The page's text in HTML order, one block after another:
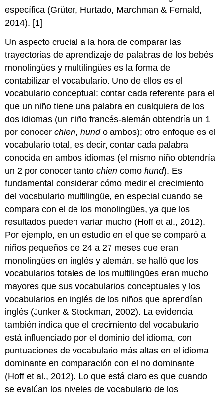
específica (Grüter, Hurtado, Marchman & Fernald,
2014). [1]
Un aspecto crucial a la hora de comparar las
trayectorias de aprendizaje de palabras de los bebés
monolingües y multilingües es la forma de
contabilizar el vocabulario. Uno de ellos es el
vocabulario conceptual: contar cada referente para el
que un niño tiene una palabra en cualquiera de los
dos idiomas (un niño francés-alemán obtendría un 1
por conocerchien,hundo ambos); otro enfoque es el
vocabulario total, es decir, contar cada palabra
conocida en ambos idiomas (el mismo niño obtendría
un 2 por conocer tantochien comohund). Es
fundamental considerar cómo medir el crecimiento
del vocabulario multilingüe, en especial cuando se
compara con el de los monolingües, ya que los
resultados pueden variar mucho (Hoff et al., 2012).
Por ejemplo, en un estudio en el que se comparó a
niños pequeños de 24 a 27 meses que eran
monolingües en inglés y alemán, se halló que los
vocabularios totales de los multilingües eran mucho
mayores que sus vocabularios conceptuales y los
vocabularios en inglés de los niños que aprendían
inglés (Junker & Stockman, 2002). La evidencia
también indica que el crecimiento del vocabulario
está influenciado por el dominio del idioma, con
puntuaciones de vocabulario más altas en el idioma
dominante en comparación con el no dominante
(Hoff et al., 2012). Lo que está claro es que cuando
se evalúan los niveles de vocabulario de los